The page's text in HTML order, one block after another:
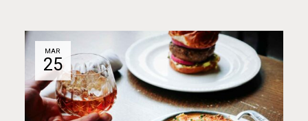
MAR
25